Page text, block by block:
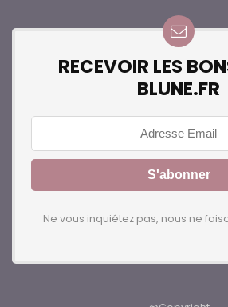
RECEVOIR LES
BLUNE.FR
Ne vous inquiétez pas, nous ne